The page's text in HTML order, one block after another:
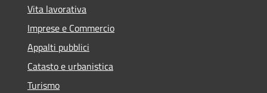
Vita lavorativa
Imprese e Commercio
Appalti pubblici
Catasto e urbanistica
Turismo